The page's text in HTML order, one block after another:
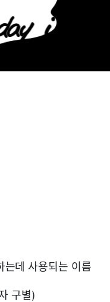
는데 사용되는 이름
구별)